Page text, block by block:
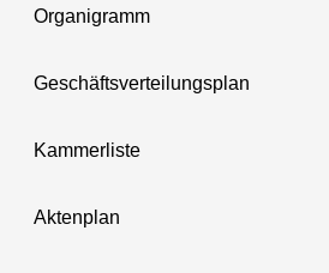
Organigramm
Geschäftsverteilungsplan
Kammerliste
Aktenplan